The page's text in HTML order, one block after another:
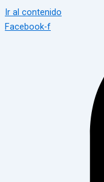
Ir al contenido
Facebook-f